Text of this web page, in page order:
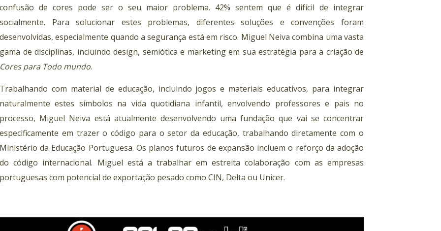
confusão de cores pode ser o seu maior problema. 42% sentem que é difícil de integrar
socialmente. Para solucionar estes problemas, diferentes soluções e convenções foram
desenvolvidas, especialmente quando a segurança está em risco. Miguel Neiva combina uma vasta
gama de disciplinas, incluindo design, semiótica e marketing em sua estratégia para a criação de
Cores para Todo mundo.
Trabalhando com material de educação, incluindo jogos e materiais educativos, para integrar
naturalmente estes símbolos na vida quotidiana infantil, envolvendo professores e pais no
processo, Miguel Neiva está atualmente desenvolvendo uma fundação que vai se concentrar
especificamente em trazer o código para o setor da educação, trabalhando diretamente com o
Ministério da Educação Portuguesa. Os planos futuros de expansão incluem o reforço da adoção
do código internacional. Miguel está a trabalhar em estreita colaboração com as empresas
portuguesas com potencial de exportação pesado como CIN, Delta ou Unicer.